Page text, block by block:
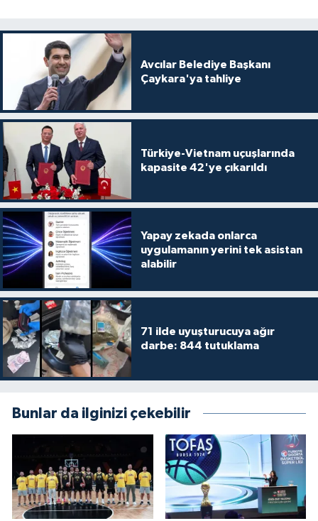
Avcılar Belediye Başkanı
Çaykara'ya tahliye
Türkiye-Vietnam uçuşlarında
kapasite 42'ye çıkarıldı
Yapay zekada onlarca
uygulamanın yerini tek asistan
alabilir
71 ilde uyuşturucuya ağır
darbe: 844 tutuklama
Bunlar da ilginizi çekebilir